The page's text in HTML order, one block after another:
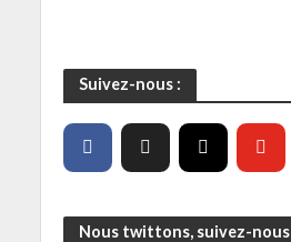
Suivez-nous :
Nous twittons, suivez-nous